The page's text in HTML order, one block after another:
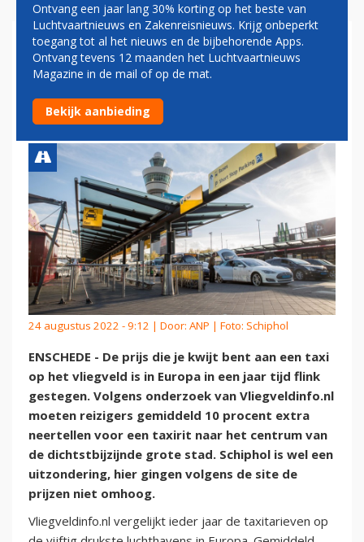
TAXI OP VEEL VLIEGVELDEN
FORS DUURDER, SCHIPHOL IS
UITZONDERING
24 augustus 2022 - 9:12 | Door: ANP | Foto: Schiphol
ENSCHEDE - De prijs die je kwijt bent aan een taxi
op het vliegveld is in Europa in een jaar tijd flink
gestegen. Volgens onderzoek van Vliegveldinfo.nl
moeten reizigers gemiddeld 10 procent extra
neertellen voor een taxirit naar het centrum van
de dichtstbijzijnde grote stad. Schiphol is wel een
uitzondering, hier gingen volgens de site de
prijzen niet omhoog.
Vliegveldinfo.nl vergelijkt ieder jaar de taxitarieven op
Ontvang een jaar lang 30% korting op het beste van
Luchtvaartnieuws en Zakenreisnieuws. Krijg onbeperkt
toegang tot al het nieuws en de bijbehorende Apps.
Ontvang tevens 12 maanden het Luchtvaartnieuws
Magazine in de mail of op de mat.
Bekijk aanbieding